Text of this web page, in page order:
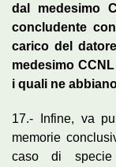
dal medesimo
concludente
carico del
medesimo
i quali ne
17.- Infine, va
memorie
caso di